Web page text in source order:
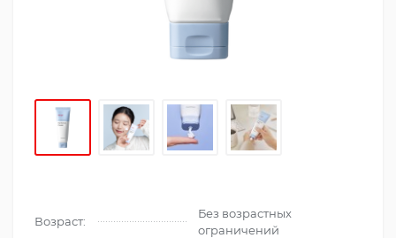
Возраст:
Без возрастных
ограничений